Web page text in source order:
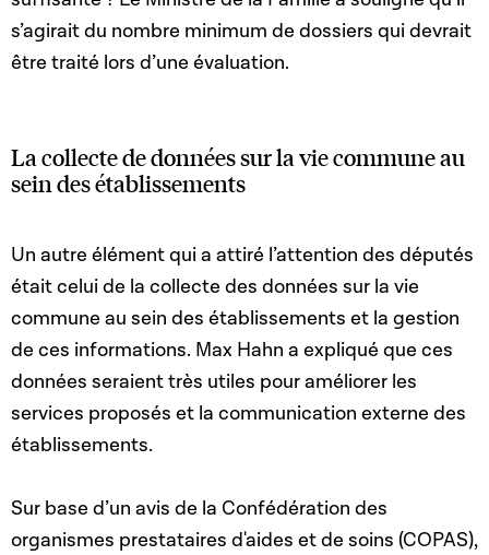
s’agirait du nombre minimum de dossiers qui devrait
être traité lors d’une évaluation.
La collecte de données sur la vie commune au
sein des établissements
Un autre élément qui a attiré l’attention des députés
était celui de la collecte des données sur la vie
commune au sein des établissements et la gestion
de ces informations. Max Hahn a expliqué que ces
données seraient très utiles pour améliorer les
services proposés et la communication externe des
établissements.
Sur base d’un avis de la Confédération des
organismes prestataires d'aides et de soins (COPAS),